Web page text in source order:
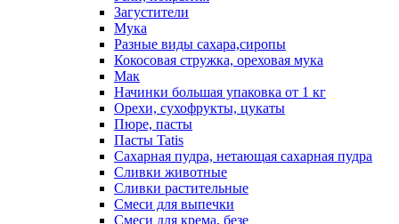
Загустители
Мука
Разные виды сахара,сиропы
Кокосовая стружка, ореховая мука
Мак
Начинки большая упаковка от 1 кг
Орехи, сухофрукты, цукаты
Пюре, пасты
Пасты Tatis
Сахарная пудра, нетающая сахарная пудра
Сливки животные
Сливки растительные
Смеси для выпечки
Смеси для крема, безе